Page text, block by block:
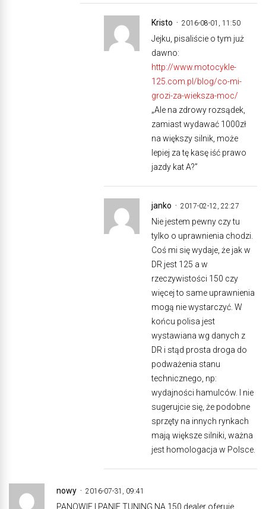
Kristo 2016-08-01, 11:50
Jejku, pisaliście o tym już
dawno:
http://www.motocykle-
125.com.pl/blog/co-mi-
grozi-za-wieksza-moc/
„Ale na zdrowy rozsądek,
zamiast wydawać 1000zł
na większy silnik, może
lepiej za tę kasę iść prawo
jazdy kat A?”
janko 2017-02-12, 22:27
Nie jestem pewny czy tu
tylko o uprawnienia chodzi.
Coś mi się wydaje, że jak w
DR jest 125 a w
rzeczywistości 150 czy
więcej to same uprawnienia
mogą nie wystarczyć. W
końcu polisa jest
wystawiana wg danych z
DR i stąd prosta droga do
podważenia stanu
technicznego, np:
wydajności hamulców. I nie
sugerujcie się, że podobne
sprzęty na innych rynkach
mają większe silniki, ważna
jest homologacja w Polsce.
nowy 2016-07-31, 09:41
PANOWIE I PANIE TUNING NA 150 dealer oferuje